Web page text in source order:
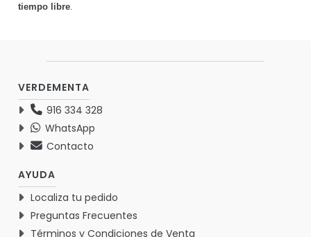
tiempo libre
VERDEMENTA
916 334 328
WhatsApp
Contacto
AYUDA
Localiza tu pedido
Preguntas Frecuentes
Términos y Condiciones de Venta